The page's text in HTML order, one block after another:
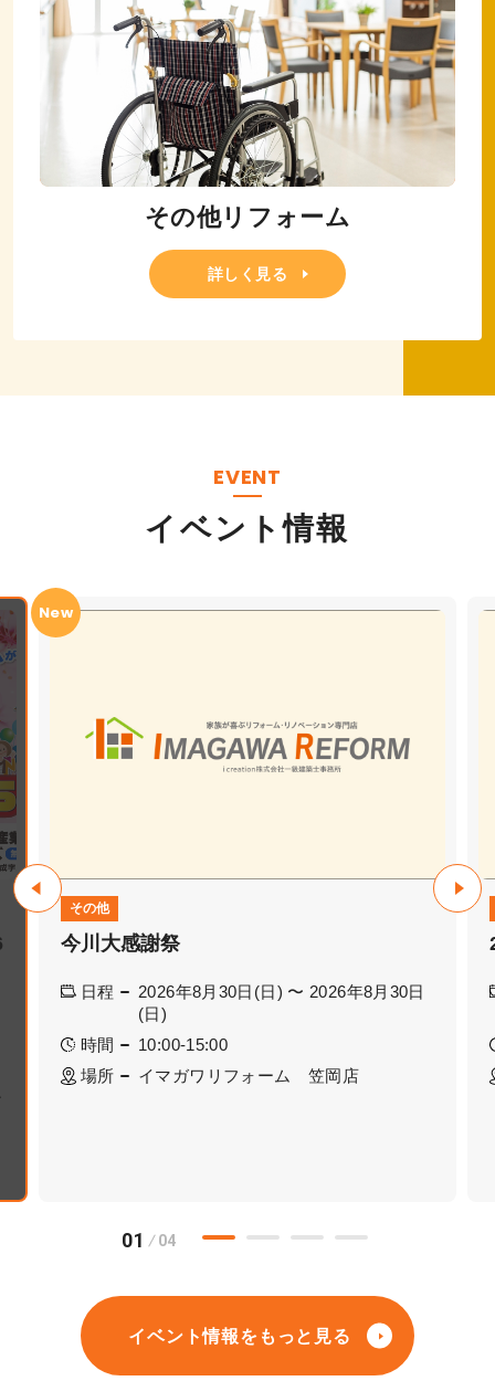
その他リフォーム
詳しく見る
EVENT
イベント情報
New
その他
今川大感謝祭
日程
2026年8月30日(日) 〜 2026年8月30日
(日)
時間
10:00-15:00
場所
イマガワリフォーム 笠岡店
01 04
イベント情報をもっと見る